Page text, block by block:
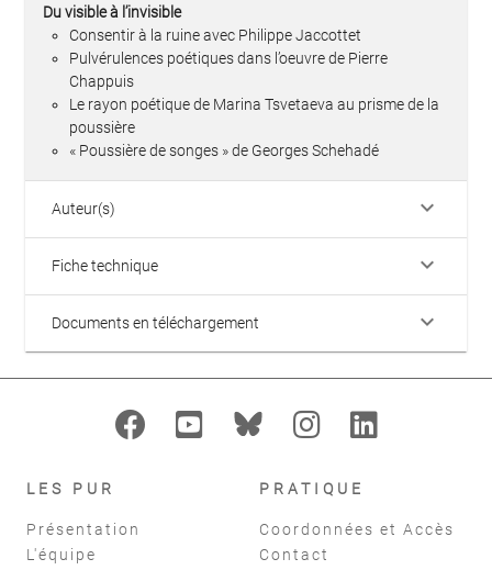
Du visible à l’invisible
Consentir à la ruine avec Philippe Jaccottet
Pulvérulences poétiques dans l’oeuvre de Pierre
Chappuis
Le rayon poétique de Marina Tsvetaeva au prisme de la
poussière
« Poussière de songes » de Georges Schehadé
Auteur(s) keyboard_arrow_down
Fiche technique keyboard_arrow_down
Documents en téléchargement keyboard_arrow_down
LES PUR
Présentation
L'équipe
PRATIQUE
Coordonnées et Accès
Contact